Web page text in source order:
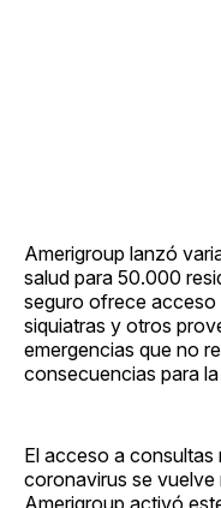
Amerigroup lanzó
salud para 50.000
seguro ofrece acceso
siquiatras y otros
emergencias que no
consecuencias para la
El acceso a consultas
coronavirus se vuelve
Amerigroup activó